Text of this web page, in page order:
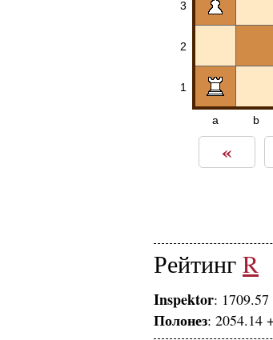
3
2
1
a b
«
Рейтинг R
Inspektor:
Полонез: 2054.14